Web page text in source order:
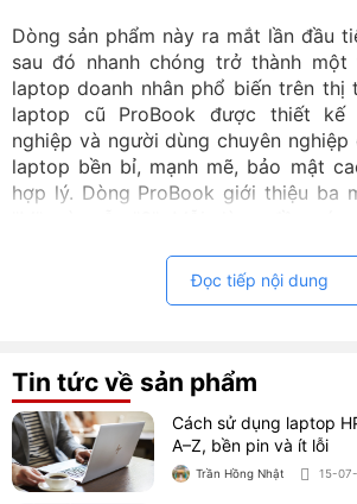
Dòng sản phẩm này ra mắt lần đầu
sau đó nhanh chóng trở thành một
laptop doanh nhân phổ biến trên thị
laptop cũ ProBook được thiết kế
nghiệp và người dùng chuyên
laptop bền bỉ, mạnh mẽ, bảo mật
hợp lý. Dòng ProBook giới thiệu ba
Probook là một trong những dòng
hữu nhiều tính năng ưu việt mà
nào cũng có. Từ hiệu năng đến
laptop ProBook của nhà HP này
Đọc tiếp nội dung
Tin tức về sản phẩm
Cách sử dụng laptop
A–Z, bền pin và ít lỗi
Trần Hồng Nhật 15-